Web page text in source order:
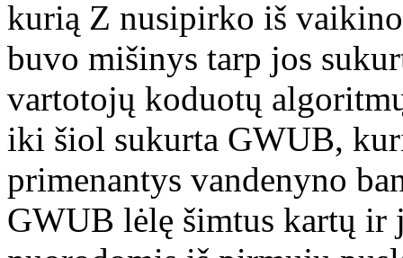
kurią Z nusipirko iš
buvo mišinys tarp jos
vartotojų koduotų
iki šiol sukurta GWUB,
primenantys vandenyno
GWUB lėlę šimtus kartų ir